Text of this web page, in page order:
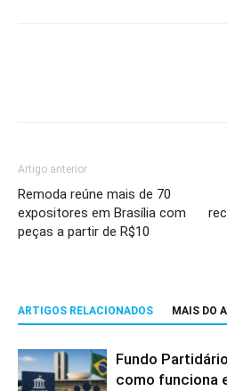
Artigo anterior
Remoda reúne mais de 70
expositores em Brasília com
peças a partir de R$10
ARTIGOS RELACIONADOS MAIS DO
Fundo
como funciona